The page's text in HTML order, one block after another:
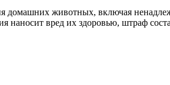
домашних животных, включая
наносит вред их здоровью, штраф